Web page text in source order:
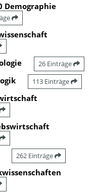
Demographie
26 Einträge
113 Einträge
262 Einträge